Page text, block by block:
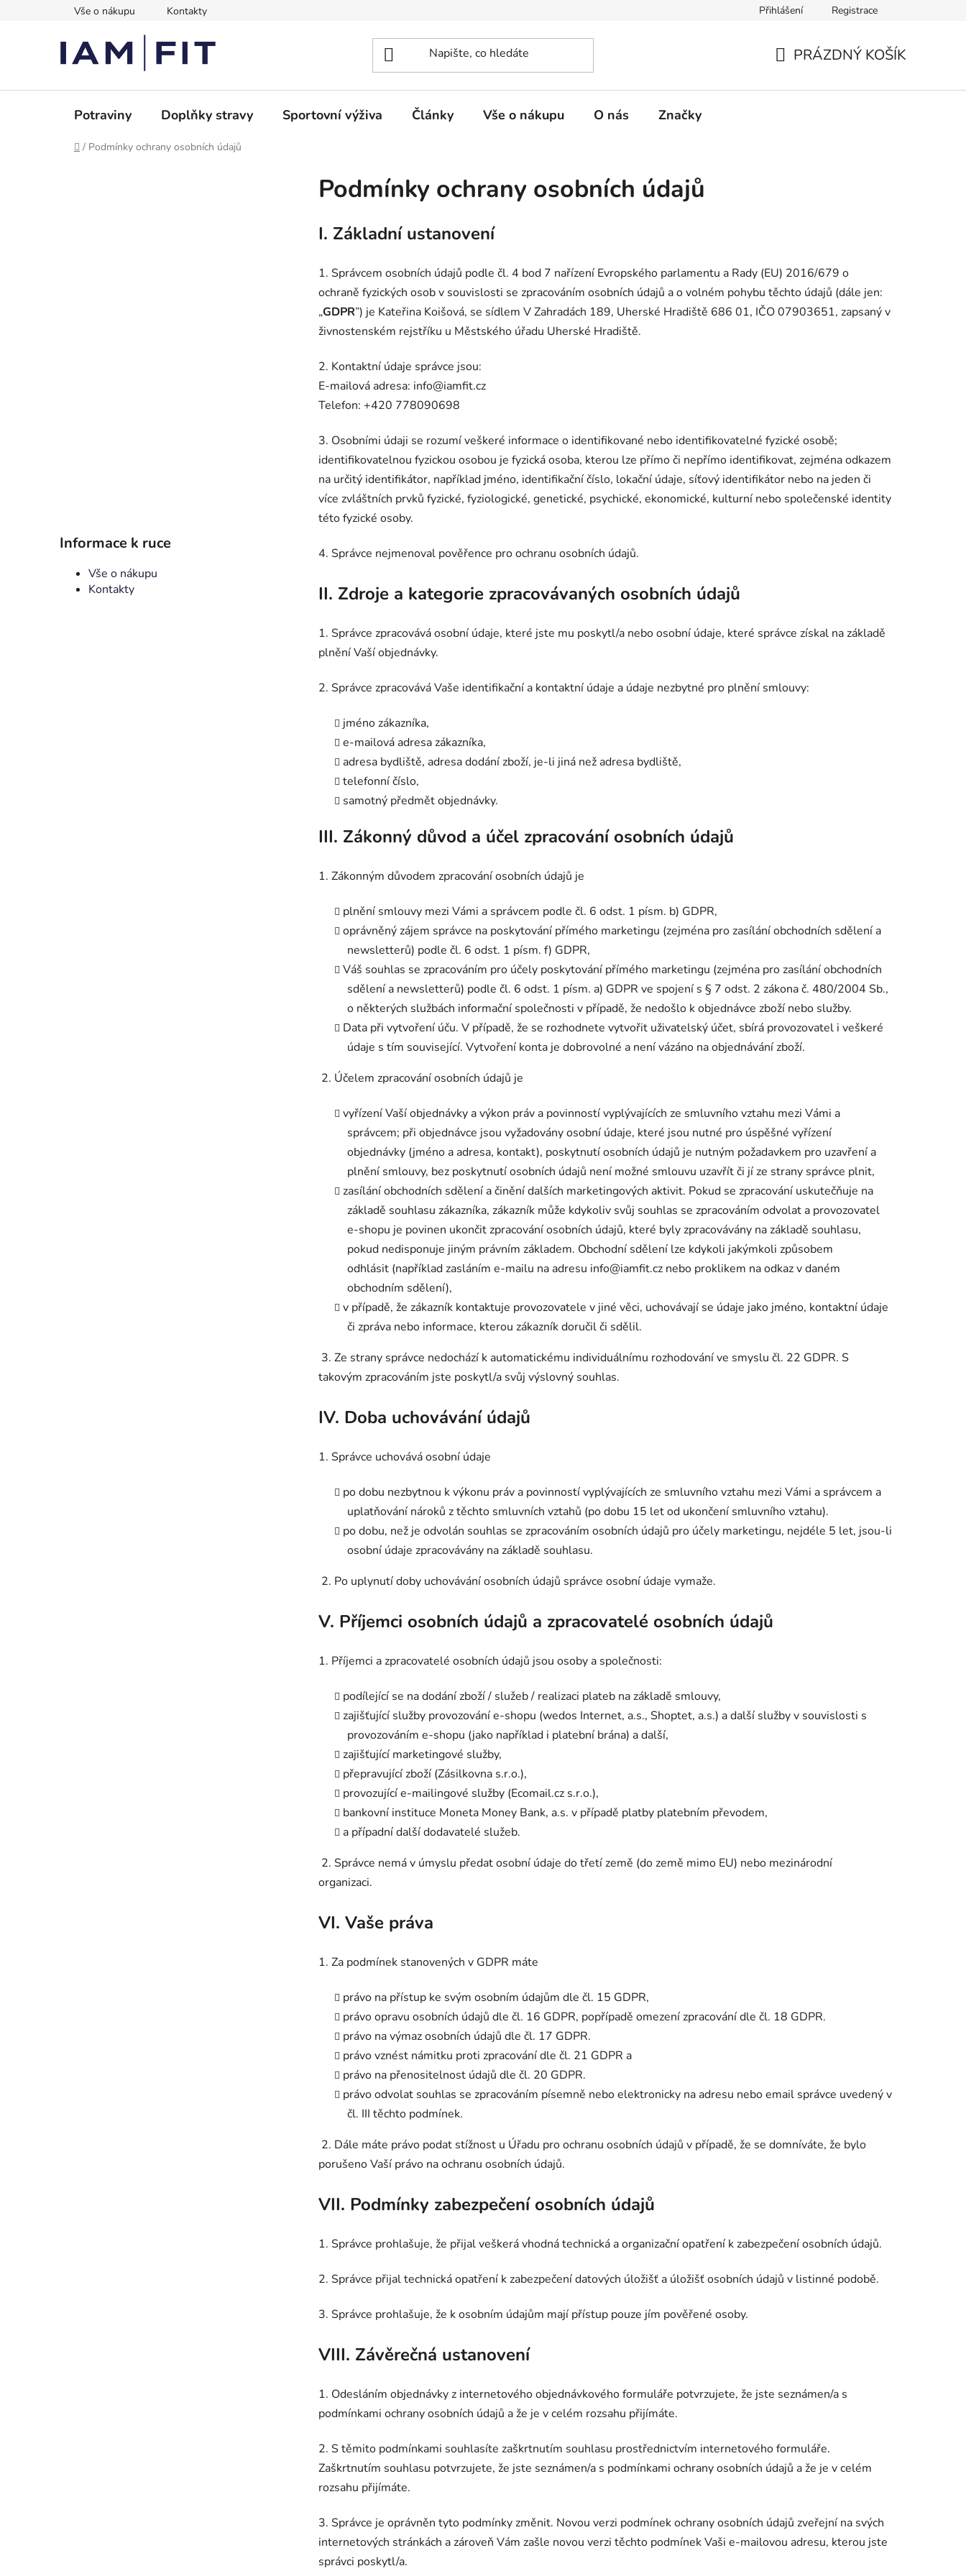
Vše o nákupu Kontakty Přihlášení Registrace
PRÁZDNÝ KOŠÍK
Potraviny Doplňky stravy Sportovní výživa Články Vše o nákupu O nás Značky
Domů
/ Podmínky ochrany osobních údajů
Informace k ruce
Vše o nákupu
Kontakty
Podmínky ochrany osobních údajů
I. Základní ustanovení
1. Správcem osobních údajů podle čl. 4 bod 7 nařízení Evropského parlamentu a Rady (EU) 2016/679 o
ochraně fyzických osob v souvislosti se zpracováním osobních údajů a o volném pohybu těchto údajů (dále jen:
„GDPR”) je Kateřina Koišová, se sídlem V Zahradách 189, Uherské Hradiště 686 01, IČO 07903651, zapsaný v
živnostenském rejstříku u Městského úřadu Uherské Hradiště.
2. Kontaktní údaje správce jsou:
E-mailová adresa: info@iamfit.cz
Telefon: +420 778090698
3. Osobními údaji se rozumí veškeré informace o identifikované nebo identifikovatelné fyzické osobě;
identifikovatelnou fyzickou osobou je fyzická osoba, kterou lze přímo či nepřímo identifikovat, zejména odkazem
na určitý identifikátor, například jméno, identifikační číslo, lokační údaje, síťový identifikátor nebo na jeden či
více zvláštních prvků fyzické, fyziologické, genetické, psychické, ekonomické, kulturní nebo společenské identity
této fyzické osoby.
4. Správce nejmenoval pověřence pro ochranu osobních údajů.
II. Zdroje a kategorie zpracovávaných osobních údajů
1. Správce zpracovává osobní údaje, které jste mu poskytl/a nebo osobní údaje, které správce získal na základě
plnění Vaší objednávky.
2. Správce zpracovává Vaše identifikační a kontaktní údaje a údaje nezbytné pro plnění smlouvy:
jméno zákazníka,
e-mailová adresa zákazníka,
adresa bydliště, adresa dodání zboží, je-li jiná než adresa bydliště,
telefonní číslo,
samotný předmět objednávky.
III. Zákonný důvod a účel zpracování osobních údajů
1. Zákonným důvodem zpracování osobních údajů je
plnění smlouvy mezi Vámi a správcem podle čl. 6 odst. 1 písm. b) GDPR,
oprávněný zájem správce na poskytování přímého marketingu (zejména pro zasílání obchodních sdělení a
newsletterů) podle čl. 6 odst. 1 písm. f) GDPR,
Váš souhlas se zpracováním pro účely poskytování přímého marketingu (zejména pro zasílání obchodních
sdělení a newsletterů) podle čl. 6 odst. 1 písm. a) GDPR ve spojení s § 7 odst. 2 zákona č. 480/2004 Sb.,
o některých službách informační společnosti v případě, že nedošlo k objednávce zboží nebo služby.
Data při vytvoření úču. V případě, že se rozhodnete vytvořit uživatelský účet, sbírá provozovatel i veškeré
údaje s tím související. Vytvoření konta je dobrovolné a není vázáno na objednávání zboží.
2. Účelem zpracování osobních údajů je
vyřízení Vaší objednávky a výkon práv a povinností vyplývajících ze smluvního vztahu mezi Vámi a
správcem; při objednávce jsou vyžadovány osobní údaje, které jsou nutné pro úspěšné vyřízení
objednávky (jméno a adresa, kontakt), poskytnutí osobních údajů je nutným požadavkem pro uzavření a
plnění smlouvy, bez poskytnutí osobních údajů není možné smlouvu uzavřít či jí ze strany správce plnit,
zasílání obchodních sdělení a činění dalších marketingových aktivit. Pokud se zpracování uskutečňuje na
základě souhlasu zákazníka, zákazník může kdykoliv svůj souhlas se zpracováním odvolat a provozovatel
e-shopu je povinen ukončit zpracování osobních údajů, které byly zpracovávány na základě souhlasu,
pokud nedisponuje jiným právním základem. Obchodní sdělení lze kdykoli jakýmkoli způsobem
odhlásit (například zasláním e-mailu na adresu info@iamfit.cz nebo proklikem na odkaz v daném
obchodním sdělení),
v případě, že zákazník kontaktuje provozovatele v jiné věci, uchovávají se údaje jako jméno, kontaktní údaje
či zpráva nebo informace, kterou zákazník doručil či sdělil.
3. Ze strany správce nedochází k automatickému individuálnímu rozhodování ve smyslu čl. 22 GDPR. S
takovým zpracováním jste poskytl/a svůj výslovný souhlas.
IV. Doba uchovávání údajů
1. Správce uchovává osobní údaje
po dobu nezbytnou k výkonu práv a povinností vyplývajících ze smluvního vztahu mezi Vámi a správcem a
uplatňování nároků z těchto smluvních vztahů (po dobu 15 let od ukončení smluvního vztahu).
po dobu, než je odvolán souhlas se zpracováním osobních údajů pro účely marketingu, nejdéle 5 let, jsou-li
osobní údaje zpracovávány na základě souhlasu.
2. Po uplynutí doby uchovávání osobních údajů správce osobní údaje vymaže.
V. Příjemci osobních údajů a zpracovatelé osobních údajů
1. Příjemci a zpracovatelé osobních údajů jsou osoby a společnosti:
podílející se na dodání zboží / služeb / realizaci plateb na základě smlouvy,
zajišťující služby provozování e-shopu (wedos Internet, a.s., Shoptet, a.s.) a další služby v souvislosti s
provozováním e-shopu (jako například i platební brána) a další,
zajišťující marketingové služby,
přepravující zboží (Zásilkovna s.r.o.),
provozující e-mailingové služby (Ecomail.cz s.r.o.),
bankovní instituce Moneta Money Bank, a.s. v případě platby platebním převodem,
a případní další dodavatelé služeb.
2. Správce nemá v úmyslu předat osobní údaje do třetí země (do země mimo EU) nebo mezinárodní
organizaci.
VI. Vaše práva
1. Za podmínek stanovených v GDPR máte
právo na přístup ke svým osobním údajům dle čl. 15 GDPR,
právo opravu osobních údajů dle čl. 16 GDPR, popřípadě omezení zpracování dle čl. 18 GDPR.
právo na výmaz osobních údajů dle čl. 17 GDPR.
právo vznést námitku proti zpracování dle čl. 21 GDPR a
právo na přenositelnost údajů dle čl. 20 GDPR.
právo odvolat souhlas se zpracováním písemně nebo elektronicky na adresu nebo email správce uvedený v
čl. III těchto podmínek.
2. Dále máte právo podat stížnost u Úřadu pro ochranu osobních údajů v případě, že se domníváte, že bylo
porušeno Vaší právo na ochranu osobních údajů.
VII. Podmínky zabezpečení osobních údajů
1. Správce prohlašuje, že přijal veškerá vhodná technická a organizační opatření k zabezpečení osobních údajů.
2. Správce přijal technická opatření k zabezpečení datových úložišť a úložišť osobních údajů v listinné podobě.
3. Správce prohlašuje, že k osobním údajům mají přístup pouze jím pověřené osoby.
VIII. Závěrečná ustanovení
1. Odesláním objednávky z internetového objednávkového formuláře potvrzujete, že jste seznámen/a s
podmínkami ochrany osobních údajů a že je v celém rozsahu přijímáte.
2. S těmito podmínkami souhlasíte zaškrtnutím souhlasu prostřednictvím internetového formuláře.
Zaškrtnutím souhlasu potvrzujete, že jste seznámen/a s podmínkami ochrany osobních údajů a že je v celém
rozsahu přijímáte.
3. Správce je oprávněn tyto podmínky změnit. Novou verzi podmínek ochrany osobních údajů zveřejní na svých
internetových stránkách a zároveň Vám zašle novou verzi těchto podmínek Vaši e-mailovou adresu, kterou jste
správci poskytl/a.